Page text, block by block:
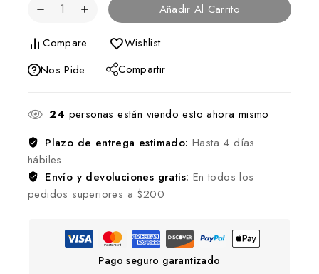
Añadir Al Carrito
Compare
Wishlist
Nos Pide
Compartir
24 personas están viendo esto ahora mismo
Plazo de entrega estimado: Hasta 4 días
hábiles
Envío y devoluciones gratis: En todos los
pedidos superiores a $200
Pago seguro garantizado